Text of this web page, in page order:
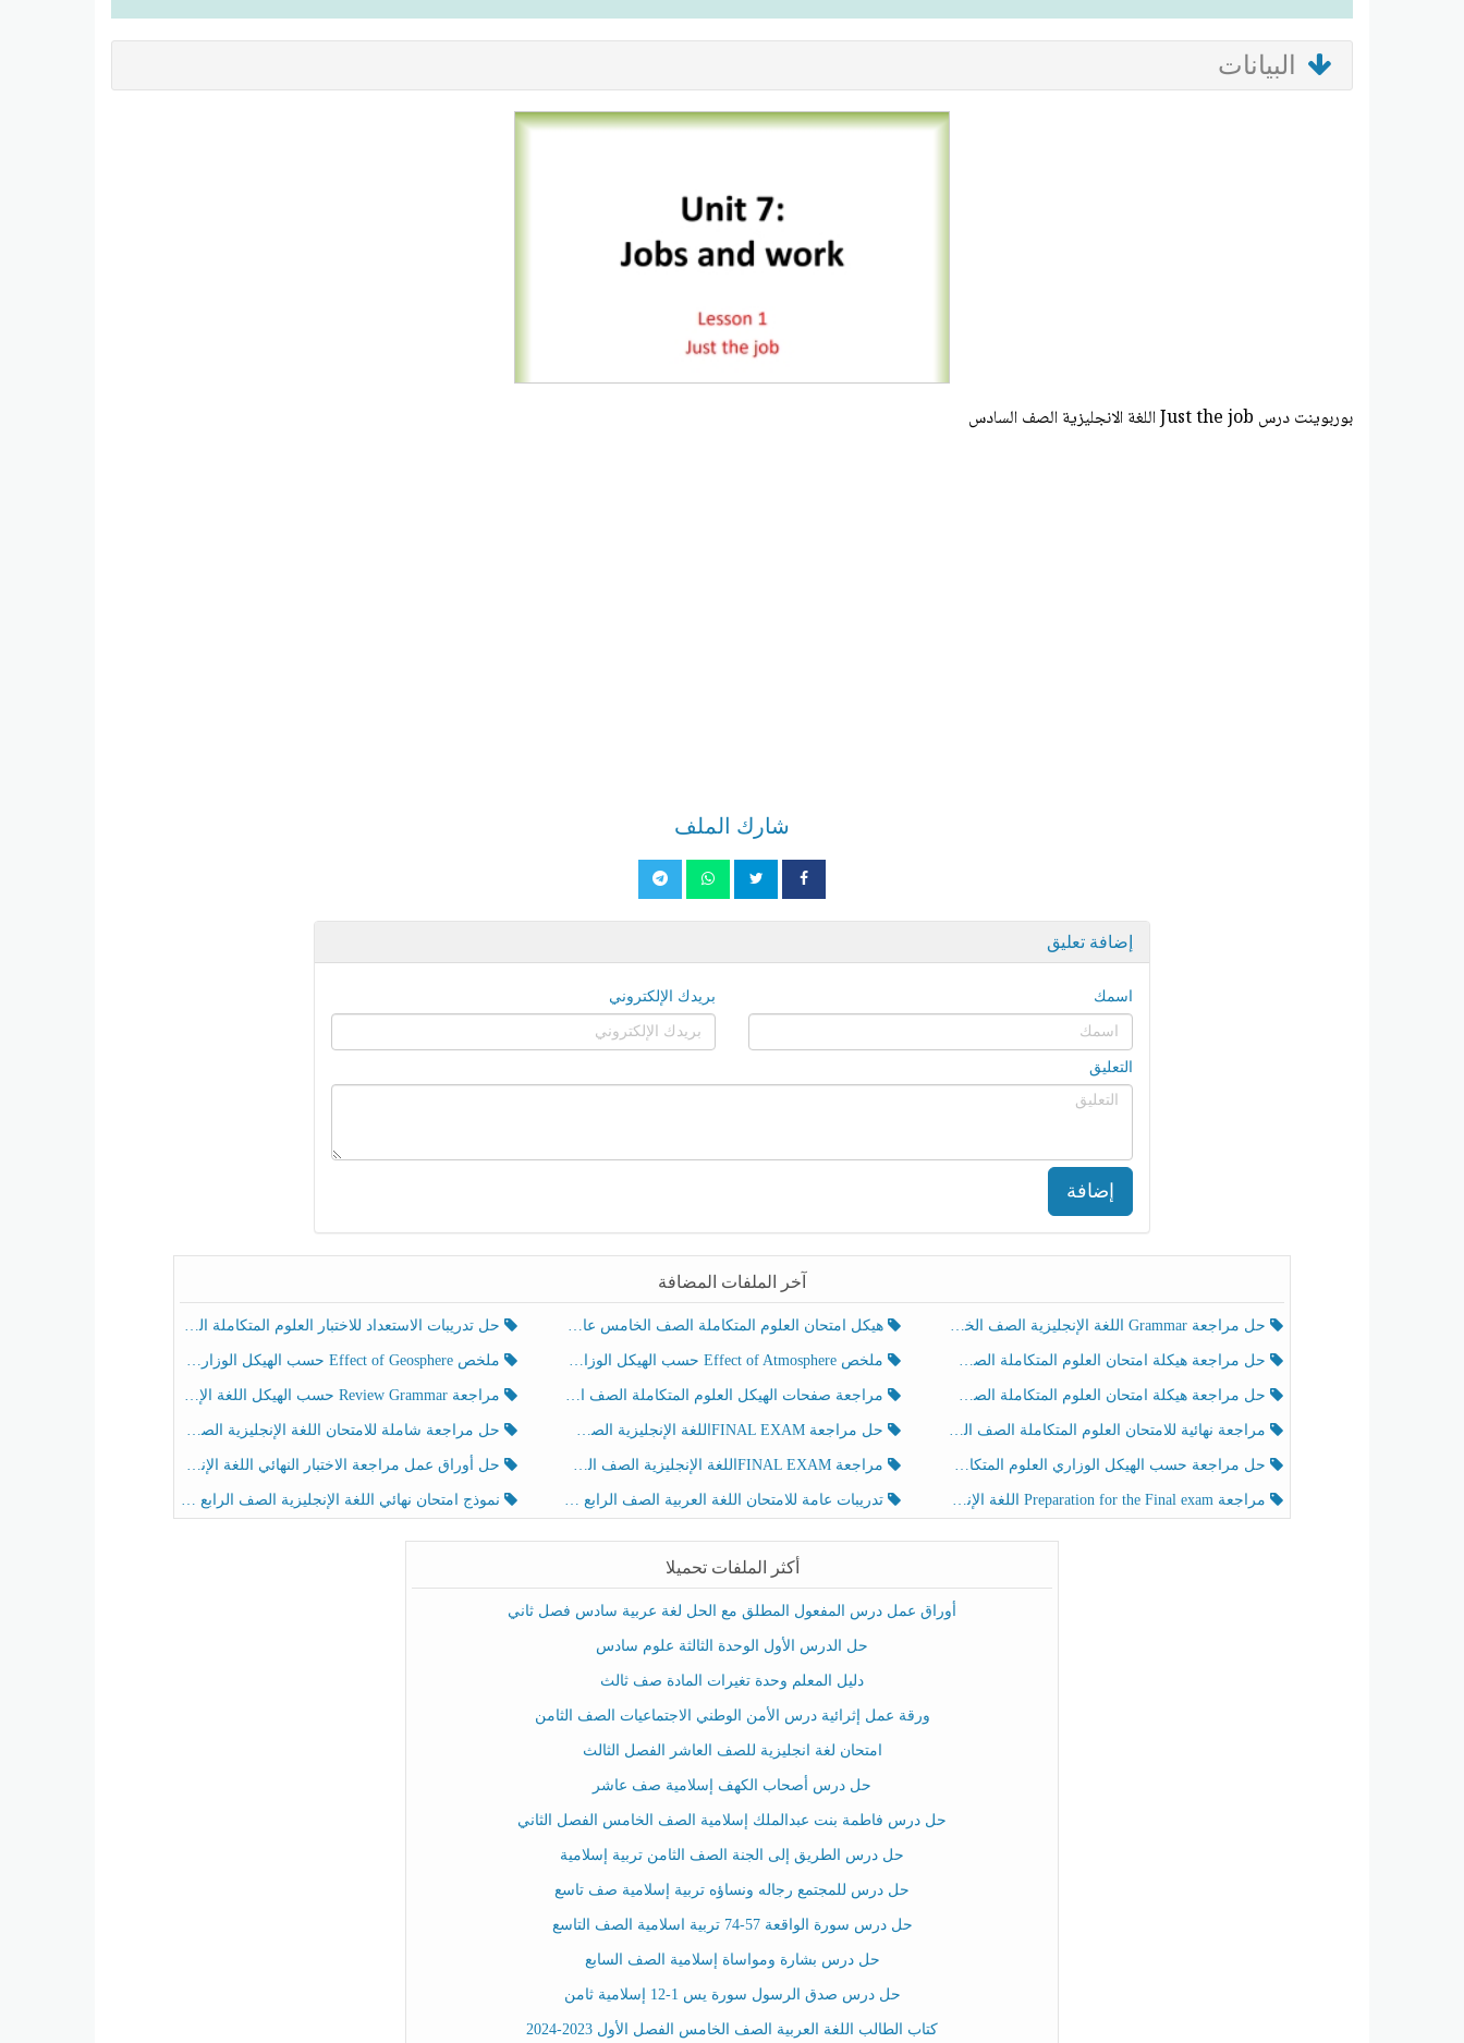
البيانات
بوربوينت درس Just the job اللغة الانجليزية الصف السادس
شارك الملف
إضافة تعليق
اسمك بريدك الإلكتروني
التعليق
إضافة
آخر الملفات المضافة
حل مراجعة Grammar اللغة الإنجليزية الصف الخامس الفصل الثالث هيكل امتحان العلوم المتكاملة الصف الخامس عام الفصل الدراسي الثالث 2025-2026 حل تدريبات الاستعداد للاختبار العلوم المتكاملة الصف الخامس عام الفصل الثالث
حل مراجعة هيكلة امتحان العلوم المتكاملة الصف الخامس انسبير الفصل الثالث ملخص Effect of Atmosphere حسب الهيكل الوزاري العلوم المتكاملة الصف الخامس انسبير الفصل الثالث ملخص Effect of Geosphere حسب الهيكل الوزاري العلوم المتكاملة الصف الخامس انسبير الفصل الثالث
حل مراجعة هيكلة امتحان العلوم المتكاملة الصف الخامس عام الفصل الثالث مراجعة صفحات الهيكل العلوم المتكاملة الصف الخامس انسبير الفصل الثالث مراجعة Review Grammar حسب الهيكل اللغة الإنجليزية الصف الخامس الفصل الثالث
مراجعة نهائية للامتحان العلوم المتكاملة الصف الخامس انسبير الفصل الثالث حل مراجعة FINAL EXAMاللغة الإنجليزية الصف الخامس الفصل الثالث حل مراجعة شاملة للامتحان اللغة الإنجليزية الصف الخامس الفصل الثالث
حل مراجعة حسب الهيكل الوزاري العلوم المتكاملة الصف الخامس عام الفصل الثالث مراجعة FINAL EXAMاللغة الإنجليزية الصف الخامس الفصل الثالث حل أوراق عمل مراجعة الاختبار النهائي اللغة الإنجليزية الصف الرابع الفصل الثالث
مراجعة Preparation for the Final exam اللغة الإنجليزية الصف الرابع الفصل الثالث تدريبات عامة للامتحان اللغة العربية الصف الرابع الفصل الثالث نموذج امتحان نهائي اللغة الإنجليزية الصف الرابع الفصل الثالث
أكثر الملفات تحميلا
أوراق عمل درس المفعول المطلق مع الحل لغة عربية سادس فصل ثاني
حل الدرس الأول الوحدة الثالثة علوم سادس
دليل المعلم وحدة تغيرات المادة صف ثالث
ورقة عمل إثرائية درس الأمن الوطني الاجتماعيات الصف الثامن
امتحان لغة انجليزية للصف العاشر الفصل الثالث
حل درس أصحاب الكهف إسلامية صف عاشر
حل درس فاطمة بنت عبدالملك إسلامية الصف الخامس الفصل الثاني
حل درس الطريق إلى الجنة الصف الثامن تربية إسلامية
حل درس للمجتمع رجاله ونساؤه تربية إسلامية صف تاسع
حل درس سورة الواقعة 57-74 تربية اسلامية الصف التاسع
حل درس بشارة ومواساة إسلامية الصف السابع
حل درس صدق الرسول سورة يس 1-12 إسلامية ثامن
كتاب الطالب اللغة العربية الصف الخامس الفصل الأول 2023-2024